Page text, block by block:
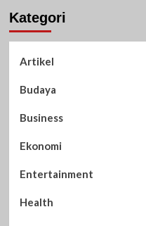
Kategori
Artikel
Budaya
Business
Ekonomi
Entertainment
Health